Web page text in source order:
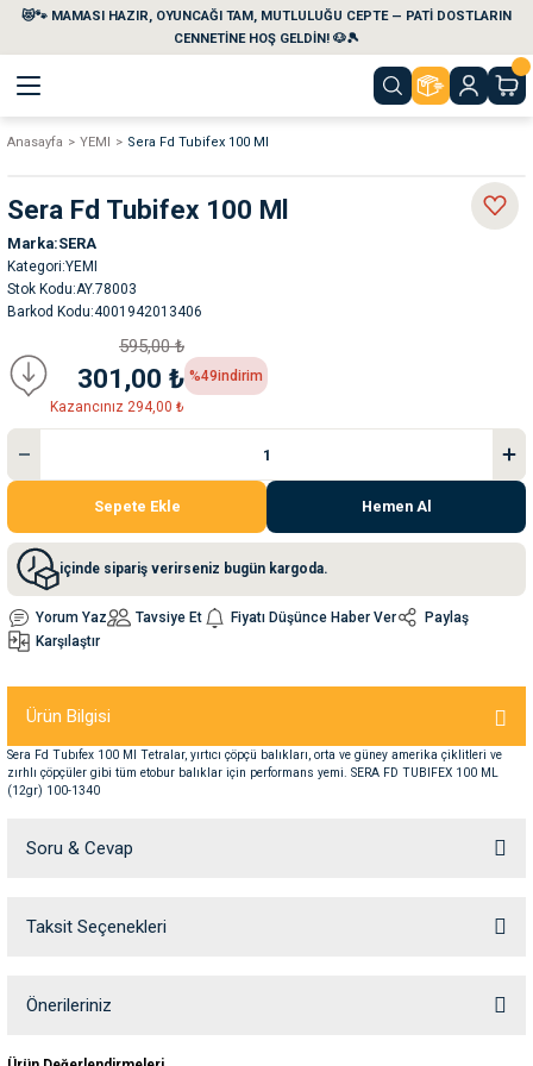
😻🐾 MAMASI HAZIR, OYUNCAĞI TAM, MUTLULUĞU CEPTE — PATİ DOSTLARIN
CENNETİNE HOŞ GELDİN! 🐶🎾
Geri Dön
Geri Dön
Temizlik Ürünleri
Su Kabları
Geri Dön
Geri Dön
Geri Dön
Geri Dön
Anasayfa YEMI Sera Fd Tubifex 100 Ml
Sera Fd Tubifex 100 Ml
Marka SERA
Kategori YEMI
Stok Kodu AY.78003
Barkod Kodu 4001942013406
595,00 ₺
301,00 ₺
Kazancınız 294,00 ₺
%49indirim
Sepete Ekle Hemen Al
içinde sipariş verirseniz bugün kargoda.
Yorum Yaz Tavsiye Et Fiyatı Düşünce Haber Ver
Paylaş
Karşılaştır
Ürün Bilgisi
Sera Fd Tubıfex 100 Ml Tetralar, yırtıcı çöpçü balıkları, orta ve güney amerika çiklitleri ve
zırhlı çöpçüler gibi tüm etobur balıklar için performans yemi. SERA FD TUBIFEX 100 ML
(12gr) 100-1340
Soru & Cevap
Ürün hakkında henüz soru sorulmamış.
Taksit Seçenekleri
Önerileriniz